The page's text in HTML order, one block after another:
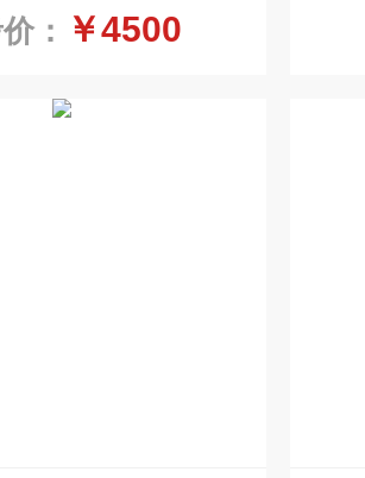
： ￥4500